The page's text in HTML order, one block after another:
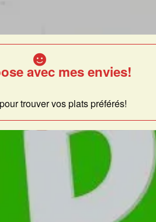
avec mes envies!
trouver vos plats préférés!